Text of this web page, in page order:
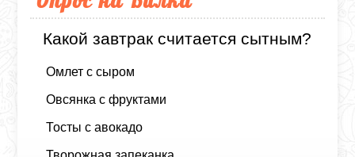
Какой завтрак считается сытным?
Омлет с сыром
Овсянка с фруктами
Тосты с авокадо